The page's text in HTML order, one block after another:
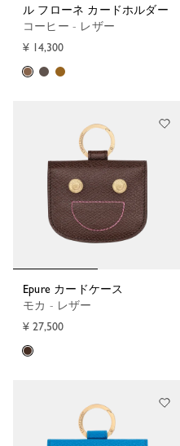
ル フローネ カードホルダー
コーヒー - レザー
¥ 14,300
Epure カードケース
モカ - レザー
¥ 27,500